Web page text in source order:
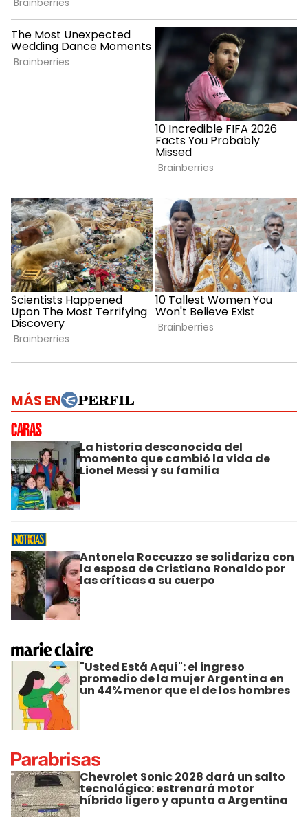
MÁS EN
La historia desconocida del
momento que cambió la vida de
Lionel Messi y su familia
Antonela Roccuzzo se solidariza con
la esposa de Cristiano Ronaldo por
las críticas a su cuerpo
"Usted Está Aquí": el ingreso
promedio de la mujer Argentina en
un 44% menor que el de los hombres
Chevrolet Sonic 2028 dará un salto
tecnológico: estrenará motor
híbrido ligero y apunta a Argentina